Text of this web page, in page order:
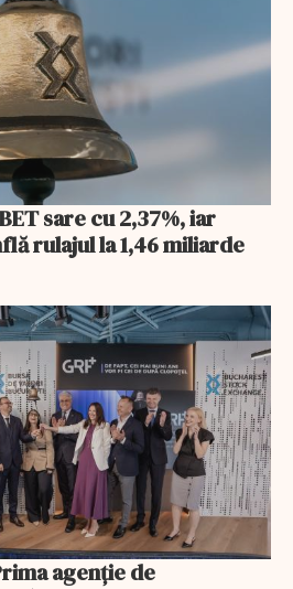
sare cu 2,37%, iar
rulajul la 1,46 miliarde
agenție de